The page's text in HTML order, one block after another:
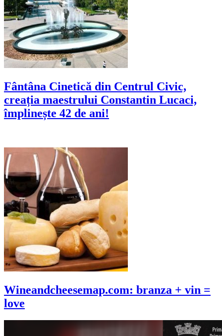
Fântâna Cinetică din Centrul Civic,
creația maestrului Constantin Lucaci,
împlinește 42 de ani!
Wineandcheesemap.com: branza + vin =
love